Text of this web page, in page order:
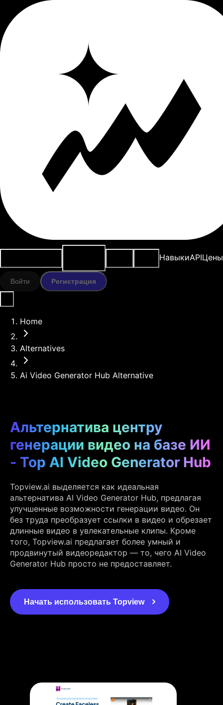
НавыкиAPIЦены
Войти Регистрация
Home
Alternatives
Ai Video Generator Hub Alternative
Альтернатива центру
генерации видео на базе ИИ
- Top AI Video Generator Hub
Topview.ai выделяется как идеальная
альтернатива AI Video Generator Hub, предлагая
улучшенные возможности генерации видео. Он
без труда преобразует ссылки в видео и обрезает
длинные видео в увлекательные клипы. Кроме
того, Topview.ai предлагает более умный и
продвинутый видеоредактор — то, чего AI Video
Generator Hub просто не предоставляет.
Начать использовать Topview